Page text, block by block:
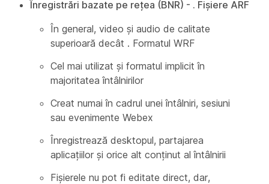
Înregistrări bazate pe rețea (BNR) - . Fișiere ARF
În general, video și audio de calitate
superioară decât . Formatul WRF
Cel mai utilizat și formatul implicit în
majoritatea întâlnirilor
Creat numai în cadrul unei întâlniri, sesiuni
sau evenimente Webex
Înregistrează desktopul, partajarea
aplicațiilor și orice alt conținut al întâlnirii
Fișierele nu pot fi editate direct, dar,